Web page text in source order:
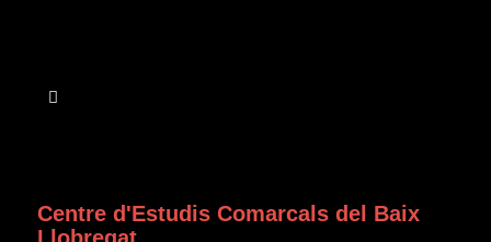
Centre d'Estudis Comarcals del Baix